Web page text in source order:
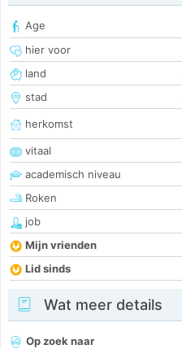
Age
hier voor
land
stad
herkomst
vitaal
academisch niveau
Roken
job
Mijn vrienden
Lid sinds
Wat meer details
Op zoek naar